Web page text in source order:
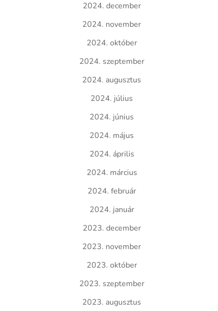
2024. december
2024. november
2024. október
2024. szeptember
2024. augusztus
2024. július
2024. június
2024. május
2024. április
2024. március
2024. február
2024. január
2023. december
2023. november
2023. október
2023. szeptember
2023. augusztus